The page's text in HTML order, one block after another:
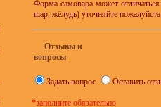
Форма самовара может
шар, жёлудь) уточняйте
Отзывы и
вопросы
Задать вопрос Оставить
*заполните обязательно